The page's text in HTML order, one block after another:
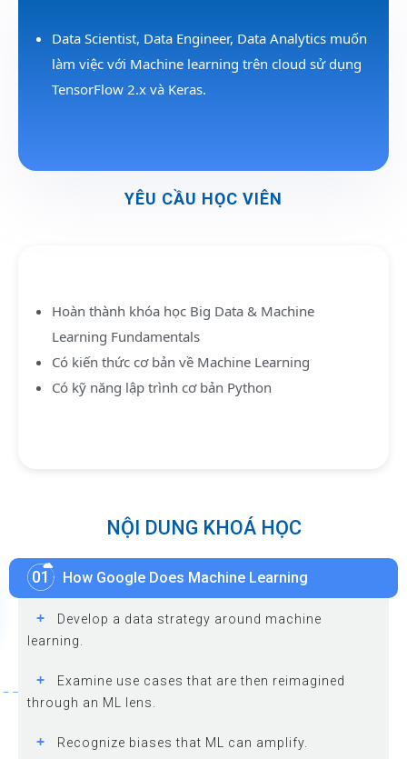
Data Scientist, Data Engineer, Data Analytics muốn
làm việc với Machine learning trên cloud sử dụng
TensorFlow 2.x và Keras.
YÊU CẦU HỌC VIÊN
Hoàn thành khóa học Big Data & Machine
Learning Fundamentals
Có kiến thức cơ bản về Machine Learning
Có kỹ năng lập trình cơ bản Python
NỘI DUNG KHOÁ HỌC
01 How Google Does Machine Learning
+
Develop a data strategy around machine
learning.
+
Examine use cases that are then reimagined
through an ML lens.
+ Recognize biases that ML can amplify.